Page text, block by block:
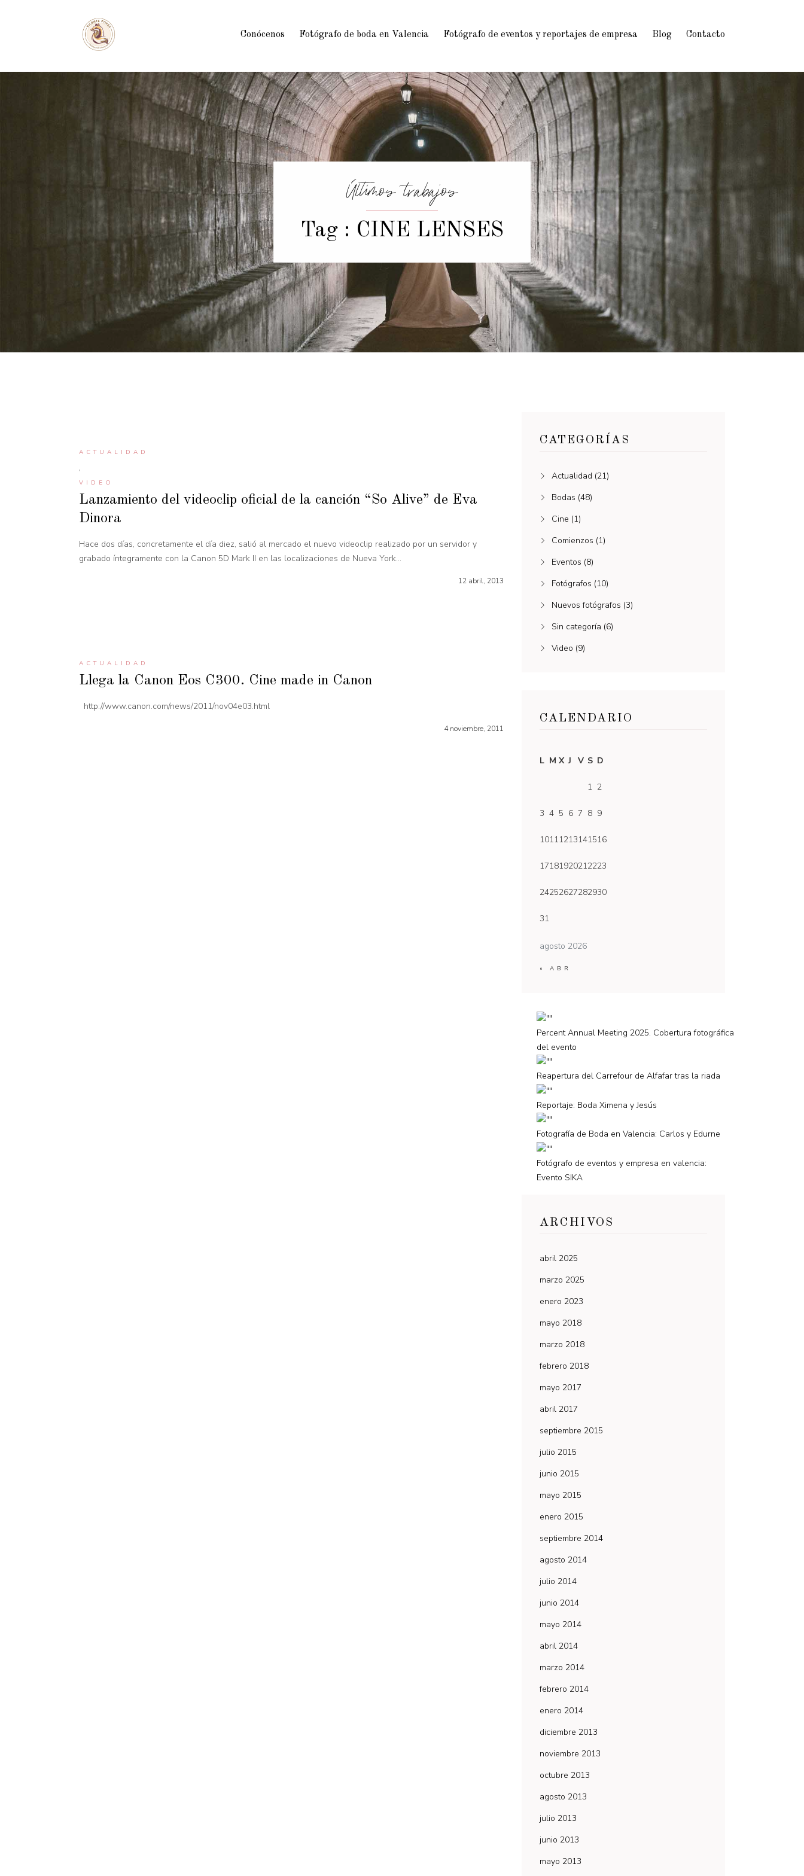
Conócenos Fotógrafo de boda en Valencia Fotógrafo de eventos y reportajes de empresa Blog Contacto
Últimos trabajos
Tag : CINE LENSES
ACTUALIDAD
,
VIDEO
Lanzamiento del videoclip oficial de la canción “So Alive” de Eva
Dinora
Hace dos días, concretamente el día diez, salió al mercado el nuevo videoclip realizado por un servidor y
grabado íntegramente con la Canon 5D Mark II en las localizaciones de Nueva York...
12 abril, 2013
ACTUALIDAD
Llega la Canon Eos C300. Cine made in Canon
http://www.canon.com/news/2011/nov04e03.html
4 noviembre, 2011
CATEGORÍAS
Actualidad (21)
Bodas (48)
Cine (1)
Comienzos (1)
Eventos (8)
Fotógrafos (10)
Nuevos fotógrafos (3)
Sin categoría (6)
Video (9)
CALENDARIO
agosto 2026
L M X J V S D
1 2
3 4 5 6 7 8 9
10111213141516
17181920212223
24252627282930
31
« ABR
Percent Annual Meeting 2025. Cobertura fotográfica
del evento
Reapertura del Carrefour de Alfafar tras la riada
Reportaje: Boda Ximena y Jesús
Fotografía de Boda en Valencia: Carlos y Edurne
Fotógrafo de eventos y empresa en valencia:
Evento SIKA
ARCHIVOS
abril 2025
marzo 2025
enero 2023
mayo 2018
marzo 2018
febrero 2018
mayo 2017
abril 2017
septiembre 2015
julio 2015
junio 2015
mayo 2015
enero 2015
septiembre 2014
agosto 2014
julio 2014
junio 2014
mayo 2014
abril 2014
marzo 2014
febrero 2014
enero 2014
diciembre 2013
noviembre 2013
octubre 2013
agosto 2013
julio 2013
junio 2013
mayo 2013